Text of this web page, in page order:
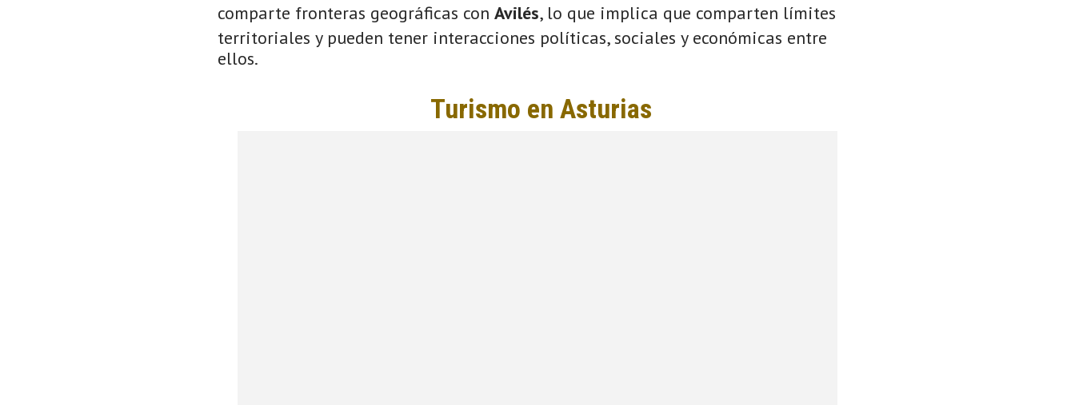
comparte fronteras geográficas con Avilés, lo que implica que comparten límites
territoriales y pueden tener interacciones políticas, sociales y económicas entre
ellos.